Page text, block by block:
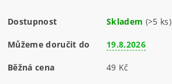
Dostupnost Skladem (>5 ks)
Můžeme doručit do 19.8.2026
Běžná cena 49 Kč